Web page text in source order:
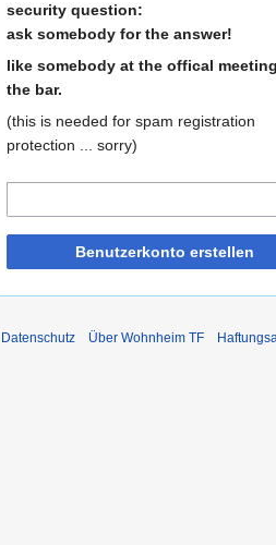
security question:
ask somebody for the answer!
like somebody at the offical
the bar.
(this is needed for spam registration
protection ... sorry)
Benutzerkonto erstellen
Datenschutz Über Wohnheim TF